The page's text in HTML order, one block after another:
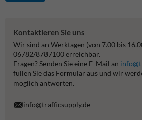
Kontaktieren Sie uns
Wir sind an Werktagen (von 7.00 bis
06782/8787100 erreichbar.
Fragen? Senden Sie eine E-Mail an
füllen Sie das Formular aus und wir
möglich antworten.
info@trafficsupply.de